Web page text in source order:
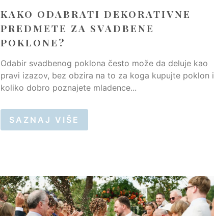
KAKO ODABRATI DEKORATIVNE
PREDMETE ZA SVADBENE
POKLONE?
Odabir svadbenog poklona često može da deluje kao
pravi izazov, bez obzira na to za koga kupujte poklon i
koliko dobro poznajete mladence...
SAZNAJ VIŠE